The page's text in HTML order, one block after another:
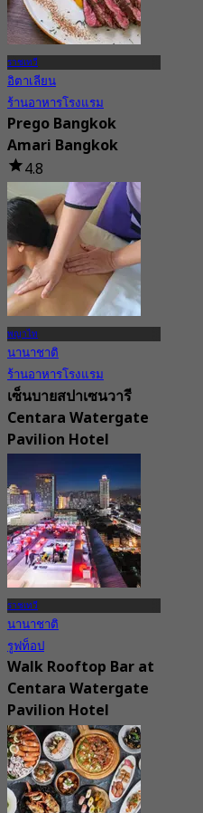
ราชเทวี
อิตาเลียน
ร้านอาหารโรงแรม
Prego Bangkok
Amari Bangkok
4.8
224 การจอง
จาก ฿ 645
พญาไท
นานาชาติ
ร้านอาหารโรงแรม
เซ็นบายสปาเซนวารี
Centara Watergate
Pavilion Hotel
4.5
จาก฿ 1,299
ราชเทวี
นานาชาติ
รูฟท็อป
Walk Rooftop Bar at
Centara Watergate
Pavilion Hotel
Bangkok
4.9
599 การจอง
จาก฿ 475